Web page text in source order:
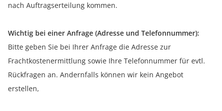
nach Auftragserteilung kommen.
Wichtig bei einer Anfrage (Adresse und Telefonnummer):
Bitte geben Sie bei Ihrer Anfrage die Adresse zur
Frachtkostenermittlung sowie Ihre Telefonnummer für evtl.
Rückfragen an. Andernfalls können wir kein Angebot
erstellen,